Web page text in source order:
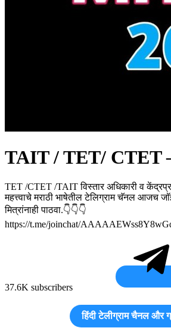
TAIT / TET/ CTET
TET /CTET /TAIT विस्तार अधिकारी व
महत्त्वाचे मराठी भाषेतील टेलिग्राम चॅनल आजच
मित्रांनाही पाठवा.👇👇👇
https://t.me/joinchat/
37.6K subscribers
हिंदी टेलीग्राम चैनल और